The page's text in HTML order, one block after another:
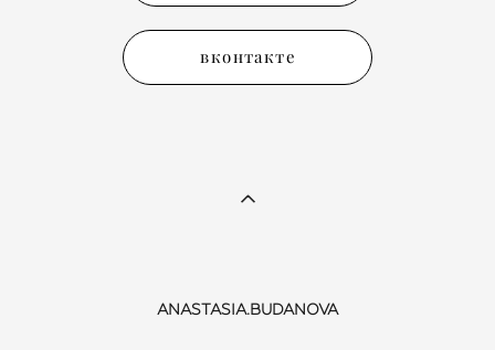
вконтакте
ANASTASIA.BUDANOVA